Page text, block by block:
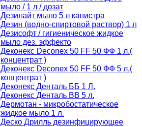
мыло / 1 л / дозат
Дезилайт мыло 5 л канистра
Дезин (водно-спиртовой раствор) 1 л
Дезисофт / гигиеническое жидкое
мыло дез. эффекто
Деконекс Deconex 50 FF 50 ФФ 1 л.(
концентрат )
Деконекс Deconex 50 FF 50 ФФ 5 л.(
концентрат )
Деконекс Денталь ББ 1 Л.
Деконекс Денталь ВВ 5 л.
Дермотан - микробостатическое
жидкое мыло 1 л.
Деско Дрилль дезинфицирующее